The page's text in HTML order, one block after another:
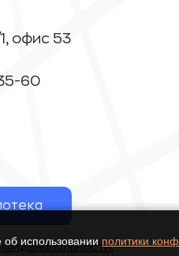
офис 53
60
использовании политики